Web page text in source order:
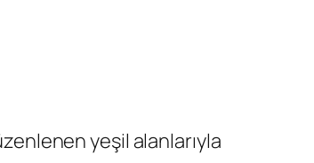
yeşil alanlarıyla